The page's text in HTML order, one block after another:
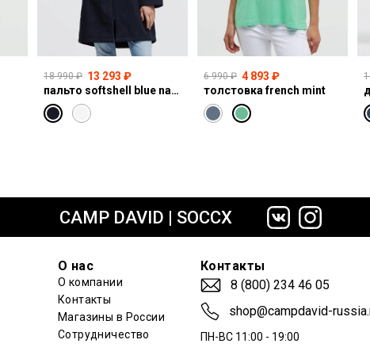
18 990 ₽ 13 293 ₽
пальто softshell blue navy
6 990 ₽ 4 893 ₽
толстовка french mint
CAMP DAVID | SOCCX
О нас
О компании
Контакты
Магазины в России
Сотрудничество
Контакты
8 (800) 234 46 05
shop@campdavid-
ПН-ВС 11:00 - 19:00